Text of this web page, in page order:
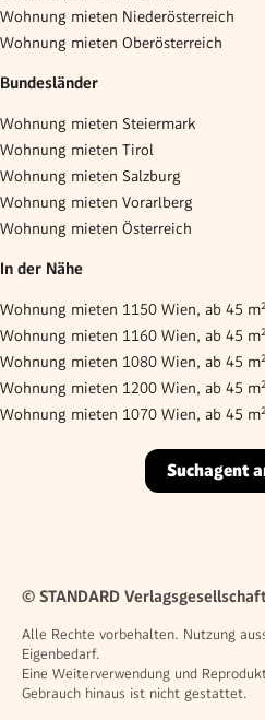
Wohnung mieten Niederösterreich
Wohnung mieten Oberösterreich
Bundesländer
Wohnung mieten Steiermark
Wohnung mieten Tirol
Wohnung mieten Salzburg
Wohnung mieten Vorarlberg
Wohnung mieten Österreich
In der Nähe
Wohnung mieten 1150 Wien, ab 45 m²
Wohnung mieten 1160 Wien, ab 45 m²
Wohnung mieten 1080 Wien, ab 45 m²
Wohnung mieten 1200 Wien, ab 45 m²
Wohnung mieten 1070 Wien, ab 45 m²
Suchagent
© STANDARD
Alle Rechte vorbehalten. Nutzung
Eigenbedarf.
Eine Weiterverwendung und
Gebrauch hinaus ist nicht gestattet.